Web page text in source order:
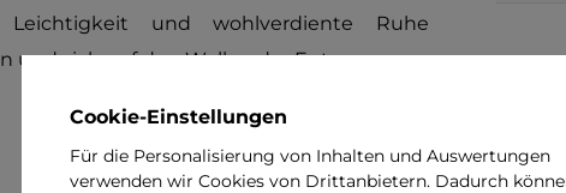
und wohlverdiente Ruhe
und sich auf den Wellen der Entspannung
Cookie-Einstellungen
Für die Personalisierung von Inhalten und Auswertungen
verwenden wir Cookies von Drittanbietern. Dadurch